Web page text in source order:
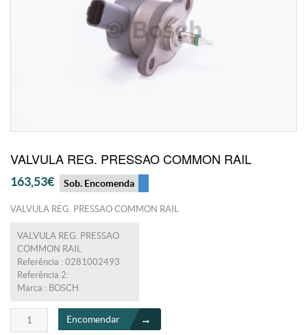
VALVULA REG. PRESSAO COMMON RAIL
163,53€ Sob. Encomenda
VALVULA REG. PRESSAO COMMON RAIL
VALVULA REG. PRESSAO
COMMON RAIL
Referência : 0281002493
Referência 2:
Marca : BOSCH
Encomendar